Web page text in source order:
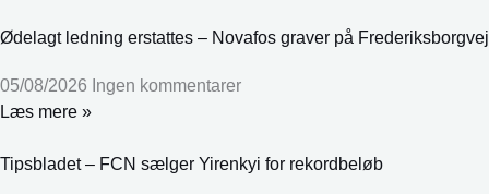
Ødelagt ledning erstattes – Novafos graver på Frederiksborgvej
05/08/2026 Ingen kommentarer
Læs mere »
Tipsbladet – FCN sælger Yirenkyi for rekordbeløb